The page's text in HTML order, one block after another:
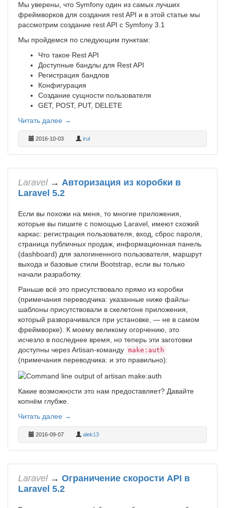
Мы уверены, что Symfony один из самых лучших
фреймворков для создания rest API и в этой статье мы
рассмотрим создание rest API с Symfony 3.1
Мы пройдемся по следующим пунктам:
Что такое Rest API
Доступные бандлы для Rest API
Регистрация бандлов
Конфигурация
Создание сущности пользователя
GET, POST, PUT, DELETE
Читать далее →
2016-10-03 irul
Laravel→ Авторизация из коробки в
Laravel 5.2
Если вы похожи на меня, то многие приложения,
которые вы пишите с помощью Laravel, имеют схожий
каркас: регистрация пользователя, вход, сброс пароля,
страница публичных продаж, информационная панель
(dashboard) для залогиненного пользователя, маршрут
выхода и базовые стили Bootstrap, если вы только
начали разработку.
Раньше всё это присутствовало прямо из коробки
(примечания переводчика: указанные ниже файлы-
шаблоны присутствовали в скелетоне приложения,
который разворачивался при установке, — не в самом
фреймворке). К моему великому огорчению, это
исчезло в последнее время, но теперь эти заготовки
доступны через Artisan-команду make:auth
(примечания переводчика: и это правильно):
Какие возможности это нам предоставляет? Давайте
копнём глубже.
Читать далее →
2016-09-07 alek13
Laravel→ Ограничение скорости API в
Laravel 5.2